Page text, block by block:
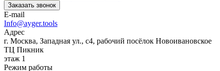
Заказать звонок
E-mail
Info@ayger.tools
Адрес
г. Москва, Западная ул., с4, рабочий посёлок Новоивановское
ТЦ Пикник
этаж 1
Режим работы